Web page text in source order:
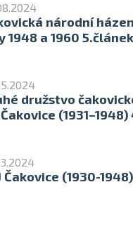
národní
1948 a 1960 5.článek
družstvo
Čakovice
Čakovice (1930-